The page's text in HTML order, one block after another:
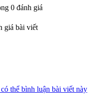
0 đánh giá
giá bài viết
thể bình luận bài viết này